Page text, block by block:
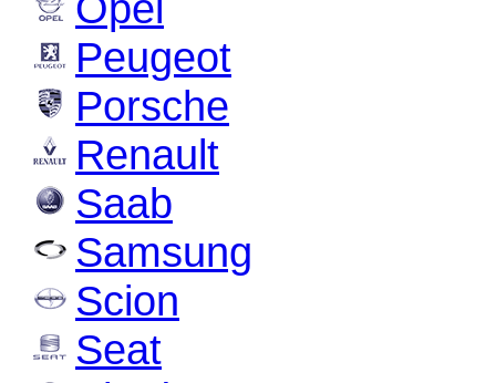
Peugeot
Porsche
Renault
Saab
Samsung
Scion
Seat